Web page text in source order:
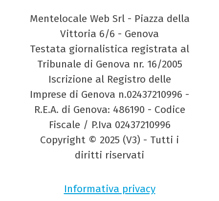
Mentelocale Web Srl - Piazza della
Vittoria 6/6 - Genova
Testata giornalistica registrata al
Tribunale di Genova nr. 16/2005
Iscrizione al Registro delle
Imprese di Genova n.02437210996 -
R.E.A. di Genova: 486190 - Codice
Fiscale / P.Iva 02437210996
Copyright © 2025 (V3) - Tutti i
diritti riservati
Informativa privacy